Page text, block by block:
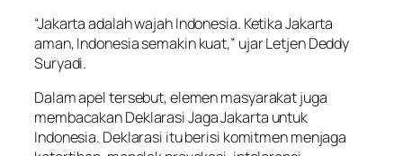
“Jakarta adalah wajah Indonesia. Ketika Jakarta
aman, Indonesia semakin kuat,” ujar Letjen Deddy
Suryadi.
Dalam apel tersebut, elemen masyarakat juga
membacakan Deklarasi Jaga Jakarta untuk
Indonesia. Deklarasi itu berisi komitmen menjaga